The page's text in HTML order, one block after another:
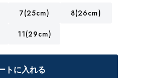
7(25cm) 8(26cm)
11(29cm)
トに入れる